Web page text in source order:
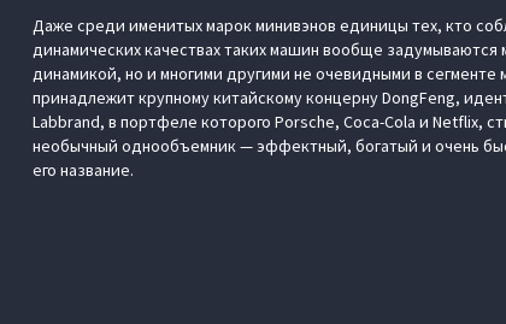
Даже среди именитых марок минивэнов единицы тех, кто
динамических качествах таких машин вообще задумываются
динамикой, но и многими другими не очевидными в
принадлежит крупному китайскому концерну DongFeng,
Labbrand, в портфеле которого Porsche, Coca-Cola и Netflix,
необычный однообъемник — эффектный, богатый и очень
его название.